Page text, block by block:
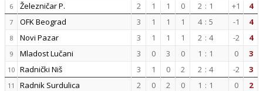
6 Železničar P. 2 1 1 0 2 : 1 +1 4
7 OFK Beograd 3 1 1 1 4 : 5 -1 4
8 Novi Pazar 3 1 1 1 2 : 4 -2 4
9 Mladost Lučani 3 0 3 0 1 : 1 0 3
10 Radnički Niš 3 1 0 2 2 : 4 -2 3
11 Radnik Surdulica 2 0 2 0 1 : 1 0 2